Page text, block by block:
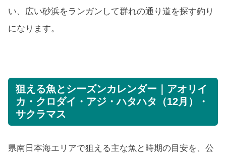
い、広い砂浜をランガンして群れの通り道を探す釣り
になります。
狙える魚とシーズンカレンダー｜アオリイ
カ・クロダイ・アジ・ハタハタ（12月）・
サクラマス
県南日本海エリアで狙える主な魚と時期の目安を、公